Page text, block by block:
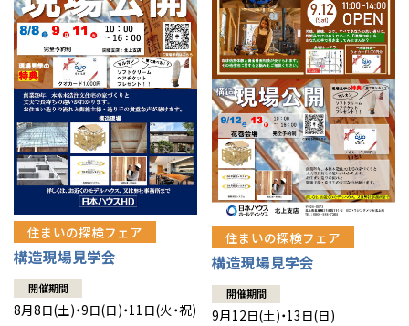
住まいの探検フェア
構造現場見学会
開催期間
8月8日(土)・9日(日)・11日(火・祝)
住まいの探検フェア
構造現場見学会
開催期間
9月12日(土)・13日(日)